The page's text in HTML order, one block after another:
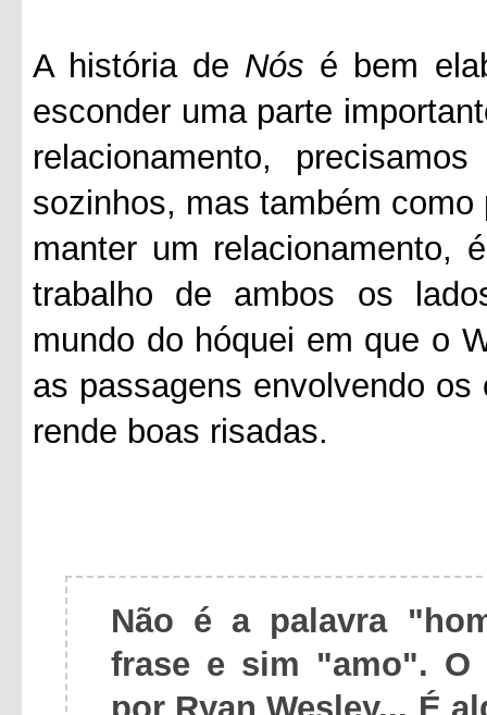
A história de Nós é bem
esconder uma parte
relacionamento,
sozinhos, mas também
manter um relacionamento,
trabalho de ambos os
mundo do hóquei em que o
as passagens envolvendo
rende boas risadas.
Não é a palavra
frase e sim "amo". O